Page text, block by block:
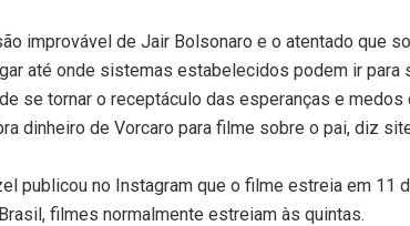
improvável de Jair Bolsonaro e o atentado que
até onde sistemas estabelecidos podem ir para
se tornar o receptáculo das esperanças e medos
dinheiro de Vorcaro para filme sobre o pai, diz
publicou no Instagram que o filme estreia em 11
filmes normalmente estreiam às quintas.